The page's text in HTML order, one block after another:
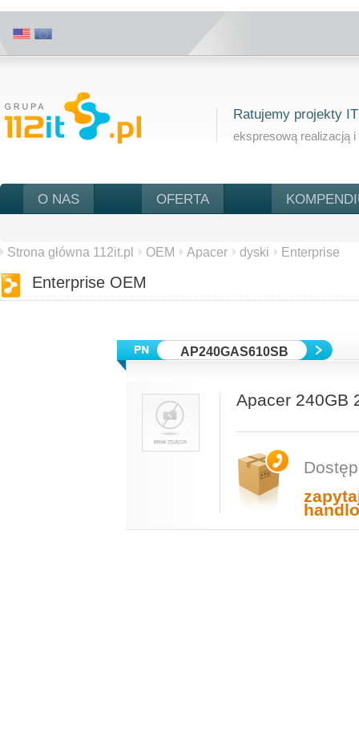
Ratujemy projekty IT
ekspresową realizacją i
O NAS OFERTA
Strona główna 112it.pl OEM Apacer dyski Enterprise
Enterprise OEM
AP240GAS610SB
Apacer 240GB